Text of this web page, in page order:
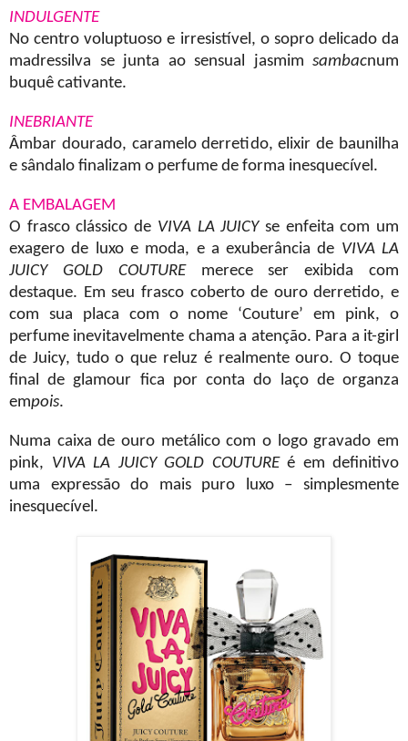
INDULGENTE
No centro voluptuoso e irresistível, o sopro delicado da
madressilva se junta ao sensual jasmim sambacnum
buquê cativante.
INEBRIANTE
Âmbar dourado, caramelo derretido, elixir de baunilha
e sândalo finalizam o perfume de forma inesquecível.
A EMBALAGEM
O frasco clássico de VIVA LA JUICYse enfeita com um
exagero de luxo e moda, e a exuberância de VIVA LA
JUICY GOLD COUTURE merece ser exibida com
destaque. Em seu frasco coberto de ouro derretido, e
com sua placa com o nome ‘Couture’ em pink, o
perfume inevitavelmente chama a atenção. Para a it-girl
de Juicy, tudo o que reluz é realmente ouro. O toque
final de glamour fica por conta do laço de organza
empois.
Numa caixa de ouro metálico com o logo gravado em
pink, VIVA LA JUICY GOLD COUTUREé em definitivo
uma expressão do mais puro luxo – simplesmente
inesquecível.